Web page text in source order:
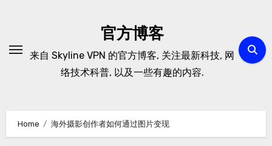
官方博客
来自 Skyline VPN 的官方博客, 关注最新科技, 网
络技术科普, 以及一些有趣的内容.
Home 海外摄影创作者如何通过图片变现